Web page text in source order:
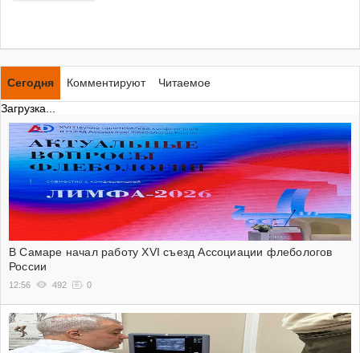
Сегодня Комментируют
Читаемое
Загрузка...
В Самаре начал работу XVI съезд Ассоциации флебологов
России
12:56 492 0